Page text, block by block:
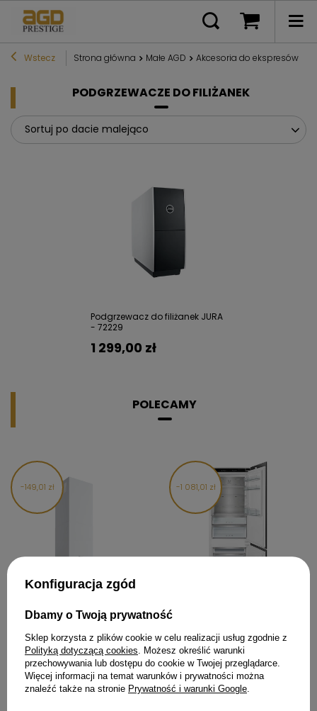
Wstecz Strona główna Małe AGD Akcesoria do ekspresów
PODGRZEWACZE DO FILIŻANEK
Sortuj po dacie malejąco
Podgrzewacz do filiżanek JURA
- 72229
1 299,00 zł
POLECAMY
149,01 zł
Okap kuchenny wyspowy
WHITE
Cena regularna:2 990,00 zł
2 840,99 zł
Najniższa cena produktu w
1 081,01 zł
Lodówka do zabudowy SMEG
Cena regularna:7 209,00 zł
6 127,99 zł
Najniższa cena produktu w
Konfiguracja zgód
Dbamy o Twoją prywatność
Sklep korzysta z plików cookie w celu realizacji usług zgodnie z
Polityką dotyczącą cookies . Możesz określić warunki
przechowywania lub dostępu do cookie w Twojej przeglądarce.
Więcej informacji na temat warunków i prywatności można
znaleźć także na stronie Prywatność i warunki Google